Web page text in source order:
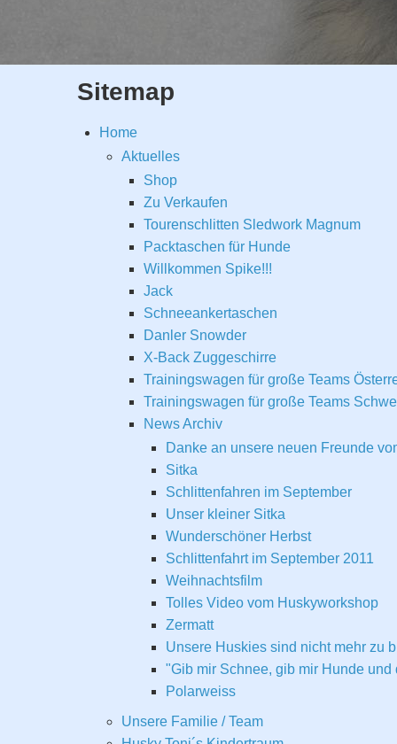
Sitemap
Home
Aktuelles
Shop
Zu Verkaufen
Tourenschlitten Sledwork Magnum
Packtaschen für Hunde
Willkommen Spike!!!
Jack
Schneeankertaschen
Danler Snowder
X-Back Zuggeschirre
Trainingswagen für große Teams
Trainingswagen für große Teams
News Archiv
Danke an unsere neuen Freunde
Sitka
Schlittenfahren im September
Unser kleiner Sitka
Wunderschöner Herbst
Schlittenfahrt im September 2011
Weihnachtsfilm
Tolles Video vom Huskyworkshop
Zermatt
Unsere Huskies sind nicht mehr zu
"Gib mir Schnee, gib mir Hunde
Polarweiss
Unsere Familie / Team